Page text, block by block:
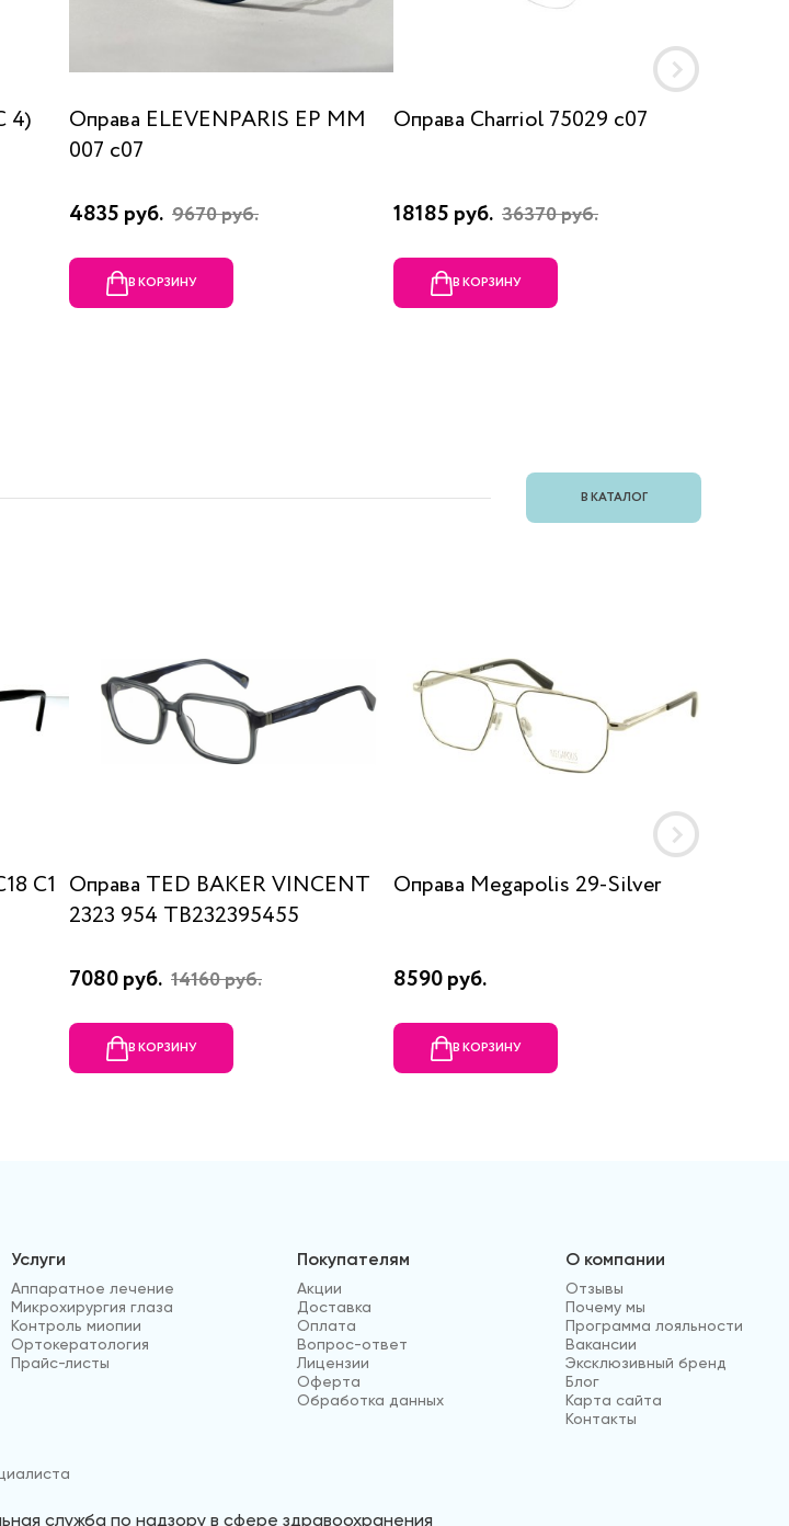
4)
Оправа ELEVENPARIS EP MM
007 c07
4835 руб. 9670 руб.
В КОРЗИНУ
Оправа Charriol 75029 c07
18185 руб. 36370 руб.
В КОРЗИНУ
В КАТАЛОГ
C1 Оправа TED BAKER VINCENT
2323 954 TB232395455
7080 руб. 14160 руб.
В КОРЗИНУ
Оправа Megapolis 29-Silver
8590 руб.
В КОРЗИНУ
Услуги
Аппаратное лечение
Микрохирургия глаза
Контроль миопии
Ортокератология
Прайс-листы
Покупателям
Акции
Доставка
Оплата
Вопрос-ответ
Лицензии
Оферта
Обработка данных
О компании
Отзывы
Почему мы
Программа лояльности
Вакансии
Эксклюзивный бренд
Блог
Карта сайта
Контакты
служба по надзору в сфере здравоохранения